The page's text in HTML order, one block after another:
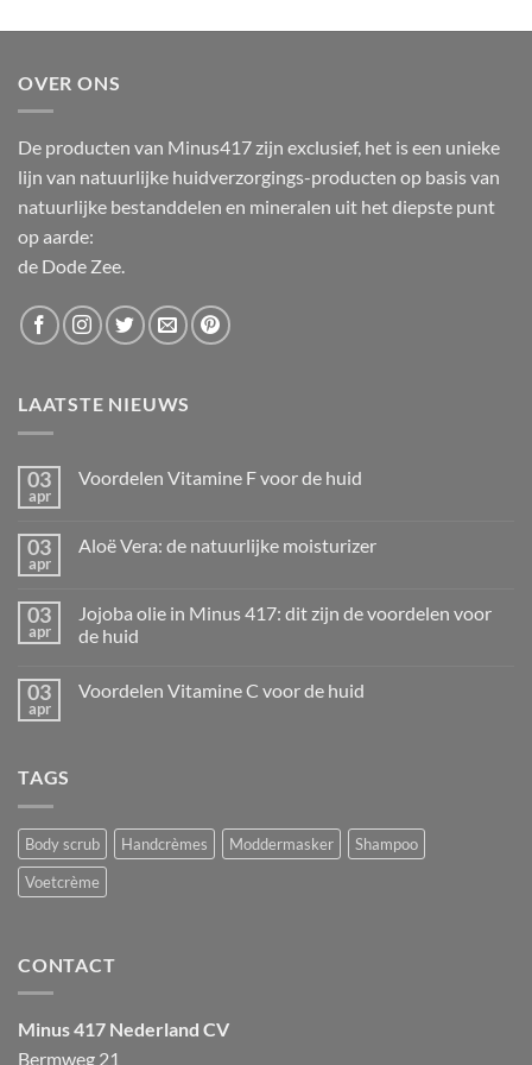
OVER ONS
De producten van Minus417 zijn exclusief, het is een unieke
lijn van natuurlijke huidverzorgings-producten op basis van
natuurlijke bestanddelen en mineralen uit het diepste punt
op aarde:
de Dode Zee.
LAATSTE NIEUWS
03
apr
Voordelen Vitamine F voor de huid
Voordelen
de
huid
03
apr
Aloë Vera: de natuurlijke moisturizer
Aloë
Vera:
de
03
apr
Jojoba olie in Minus 417: dit zijn de voordelen voor
de huid
op
voordelen
voor
de
03
apr
Voordelen Vitamine C voor de huid
huid
TAGS
Body scrub Handcrèmes Moddermasker
Shampoo
Voetcrème
CONTACT
Minus 417 Nederland CV
Bermweg 21